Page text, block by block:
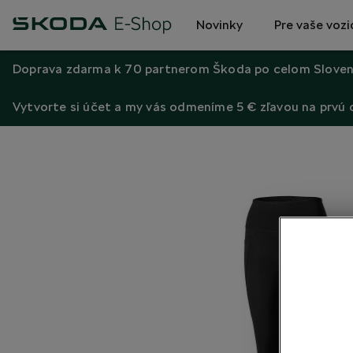
Novinky Pre vaše
Doprava zdarma k 70 partnerom Škoda po celom
Vytvorte si účet a my vás odmeníme 5 € zľavou na